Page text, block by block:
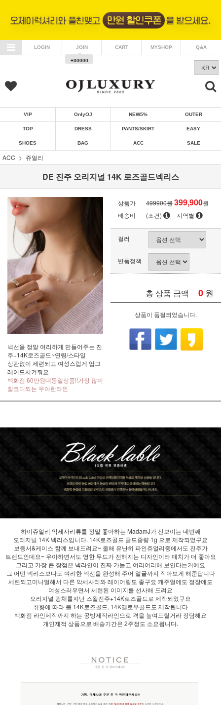
LOGIN JOIN
+30000
CART MYSHOP Q&A
VIP OnlyOJ NEW5% OUTER
TOP DRESS PANTS/SKIRT EASY
SHOES BAG ACC SALE
ACC 쥬얼리
DE 진주 오리지널 14K 로즈골드넥리스
넥선을 정말 여리하게 만들어주는 진
주+14K로즈골드~연령/스타일
상관없이 세련되고 여성스럽게 업그
레이드시켜줘요
백화점 60만원대동일상품!!가장 많이
잘코디되는 우아한라인
상품가 499900원399,900원
배송비
(조건) 지역별
컬러
반품정책
총 상품 금액 0 원
상품이 품절되었습니다.
하이쥬얼리 악세사리류를 정말 좋아하는 MadamJ가 선보이는 네번째
오리지널 14K 넥리스입니다. 14K로즈골드 골드중량 1g 으로 제작되었구요
보증서&케이스 함께 보내드려요~ 올해 유난히 파인쥬얼리중에서도 진주가
트렌드인데요~ 우아하면서도 영한 무드가 전해지는 디자인이라 매치가 더 좋아요
그리고 가장 큰 장점은 넥라인이 진짜 가늘고 여리여리해 보인다는거예요
그 어떤 넥리스보다도 여리한 넥선을 완성해 주어 얼굴까지 작아보게 해준답니다
세련되고미니멀해서 다른 악세사리와 레이어링도 좋구요 캐주얼에도 정장에도
여성스러우면서 세련된 이미지를 선사해 드려요
오리지널 광채를지닌 스왈진주+14K로즈골드로 제작되었구요
취향에 따라 블 14K로즈골드, 14K옐로우골드도 제작됩니다
백화점 라인제작까지 하는 공방제작라인으로 격을 높여드릴거라 장담해요
개인제적 상품으로 배송기간은 2주정도 소요됩니다.